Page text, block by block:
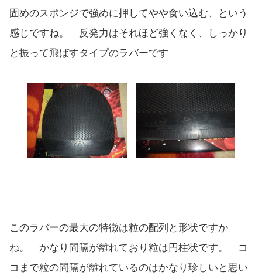
固めのスポンジで強めに押してやや食い込む、という
感じですね。 反発力はそれほど強くなく、しっかり
と振って飛ばすタイプのラバーです
このラバーの最大の特徴は粒の配列と形状ですか
ね。 かなり間隔が離れており粒は円柱状です。 コ
コまで粒の間隔が離れているのはかなり珍しいと思い